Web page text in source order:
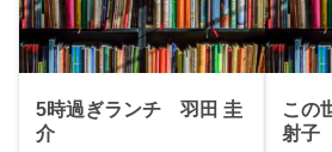
5時過ぎランチ 羽田 圭
介
この
射子